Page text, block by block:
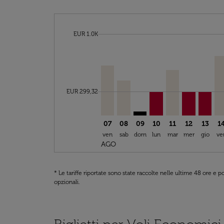
EUR 299,32
EUR 1.0Kcmp-daily-histogram-bars-legend-max-price-
Displaying fares for agosto-2026
07
ven
AGO
08
sab
09
dom
10
lun
11
mar
12
mer
13
gio
* Le tariffe riportate sono state raccolte nelle ultime 48 ore e
opzionali.